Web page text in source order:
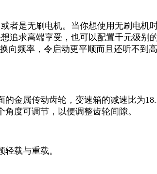
者是无刷电机。当你想使用无刷电
追求高端享受，也可以配置千元级
向频率，令启动更平顺而且还听不到
的金属传动齿轮，变速箱的减速比为
度可调节，以便调整齿轮间隙。
载与重载。